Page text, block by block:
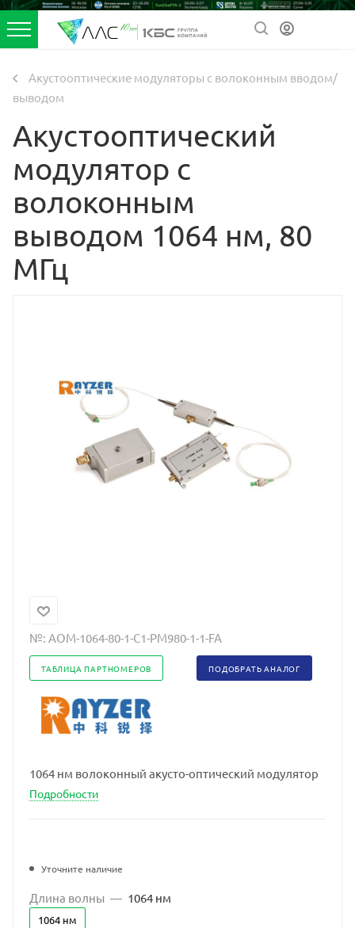
Акустооптические модуляторы с волоконным вводом/
выводом
Акустооптический
модулятор с
волоконным
выводом 1064 нм, 80
МГц
№: АОМ-1064-80-1-С1-РМ980-1-1-FA
ТАБЛИЦА ПАРТНОМЕРОВ ПОДОБРАТЬ АНАЛОГ
1064 нм волоконный акусто-оптический модулятор
Подробности
Уточните наличие
Длина волны — 1064 нм
1064 нм